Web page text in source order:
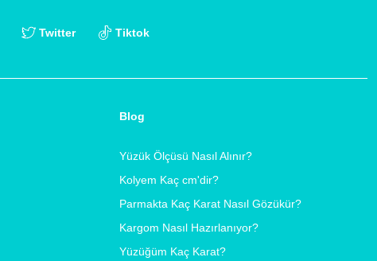
Twitter Tiktok
Blog
Yüzük Ölçüsü Nasıl Alınır?
Kolyem Kaç cm'dir?
Parmakta Kaç Karat Nasıl Gözükür?
Kargom Nasıl Hazırlanıyor?
Yüzüğüm Kaç Karat?